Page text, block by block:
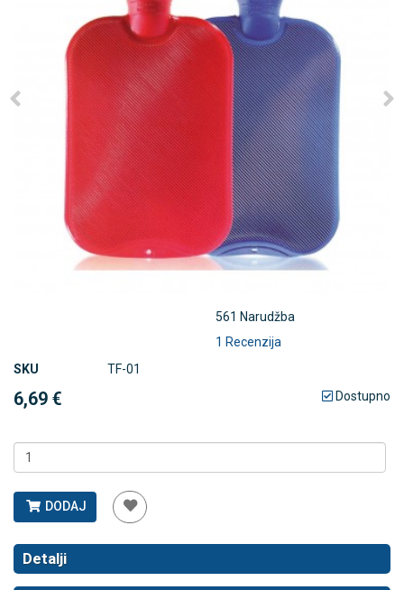
561 Narudžba
1 Recenzija
SKU
TF-01
6,69 € Dostupno
DODAJ
Detalji